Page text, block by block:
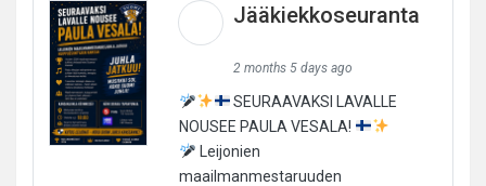
Jääkiekkoseuranta
2 months 5 days ago
SEURAAVAKSI LAVALLE
NOUSEE PAULA VESALA!
Leijonien
maailmanmestaruuden